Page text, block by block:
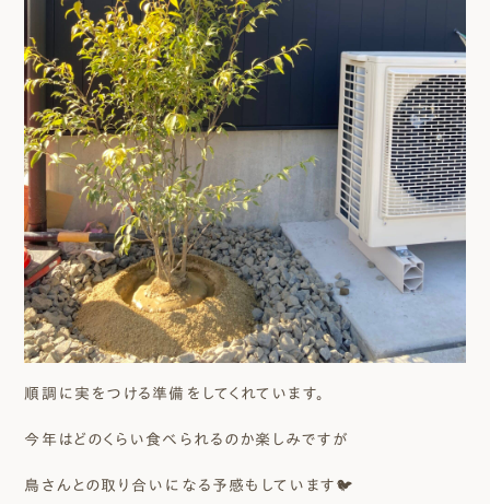
順調に実をつける準備をしてくれています。
今年はどのくらい食べられるのか楽しみですが
鳥さんとの取り合いになる予感もしています🐦